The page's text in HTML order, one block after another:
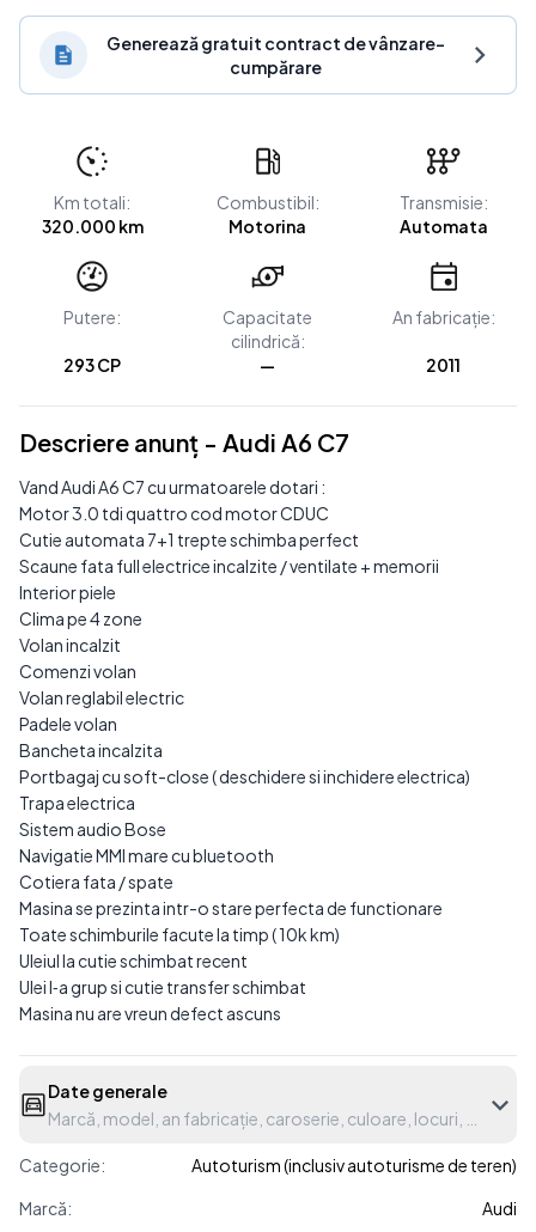
Generează gratuit contract de vânzare-
cumpărare
Km totali:
320.000 km
Combustibil:
Motorina
Transmisie:
Automata
Putere:
293 CP
Capacitate
cilindrică:
—
An fabricație:
2011
Descriere anunț - Audi A6 C7
Vand Audi A6 C7 cu urmatoarele dotari :
Motor 3.0 tdi quattro cod motor CDUC
Cutie automata 7+1 trepte schimba perfect
Scaune fata full electrice incalzite / ventilate + memorii
Interior piele
Clima pe 4 zone
Volan incalzit
Comenzi volan
Volan reglabil electric
Padele volan
Bancheta incalzita
Portbagaj cu soft-close ( deschidere si inchidere electrica)
Trapa electrica
Sistem audio Bose
Navigatie MMI mare cu bluetooth
Cotiera fata / spate
Masina se prezinta intr-o stare perfecta de functionare
Toate schimburile facute la timp ( 10k km)
Uleiul la cutie schimbat recent
Ulei l‐a grup si cutie transfer schimbat
Masina nu are vreun defect ascuns
Date generale
Marcă, model, an fabricație, caroserie, culoare, locuri, etc.
Categorie:
Autoturism (inclusiv autoturisme de teren)
Marcă:
Audi